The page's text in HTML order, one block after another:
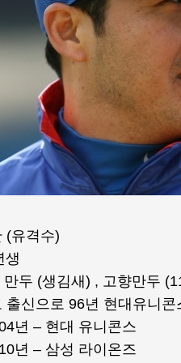
(유격수)
생
만두 (생김새) , 고향만두
출신으로 96년 현대유니콘
년 – 현대 유니콘스
년 – 삼성 라이온즈